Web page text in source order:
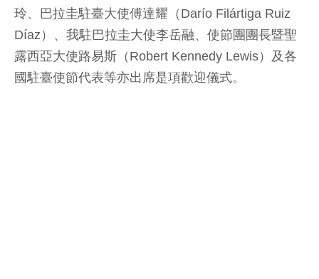
玲、巴拉圭駐臺大使傅達耀（Darío Filártiga Ruiz
Díaz）、我駐巴拉圭大使李岳融、使節團團長暨聖
露西亞大使路易斯（Robert Kennedy Lewis）及各
國駐臺使節代表等亦出席是項歡迎儀式。